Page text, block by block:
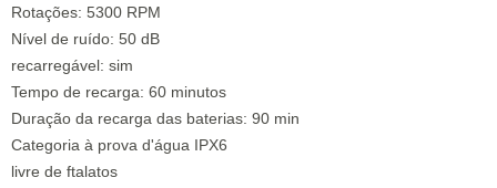
Rotações: 5300 RPM
Nível de ruído: 50 dB
recarregável: sim
Tempo de recarga: 60 minutos
Duração da recarga das baterias: 90 min
Categoria à prova d'água IPX6
livre de ftalatos